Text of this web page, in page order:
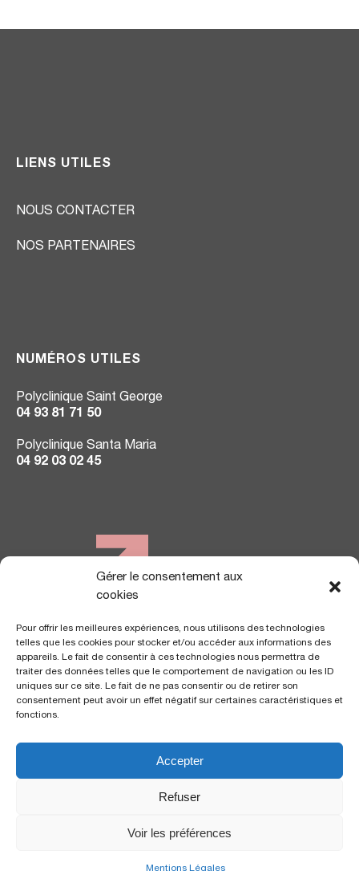
Gérer le consentement aux
cookies
Pour offrir les meilleures expériences, nous utilisons des technologies
telles que les cookies pour stocker et/ou accéder aux informations des
appareils. Le fait de consentir à ces technologies nous permettra de
traiter des données telles que le comportement de navigation ou les ID
uniques sur ce site. Le fait de ne pas consentir ou de retirer son
consentement peut avoir un effet négatif sur certaines caractéristiques et
fonctions.
Accepter
Refuser
Voir les préférences
Mentions Légales
LIENS UTILES
NOUS CONTACTER
NOS PARTENAIRES
NUMÉROS UTILES
Polyclinique Saint George
04 93 81 71 50
Polyclinique Santa Maria
04 92 03 02 45
Polyclinique Saint George
Polyclinique Santa Maria
06200 Nice
Copyright Kantys © 2024. Tous droits réservés |